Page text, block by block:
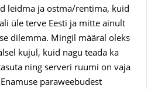
leidma ja ostma/rentima, kuid
üle terve Eesti ja mitte ainult
dilemma. Mingil määral oleks
kujul, kuid nagu teada ka
ning serveri ruumi on vaja
paraweebudest